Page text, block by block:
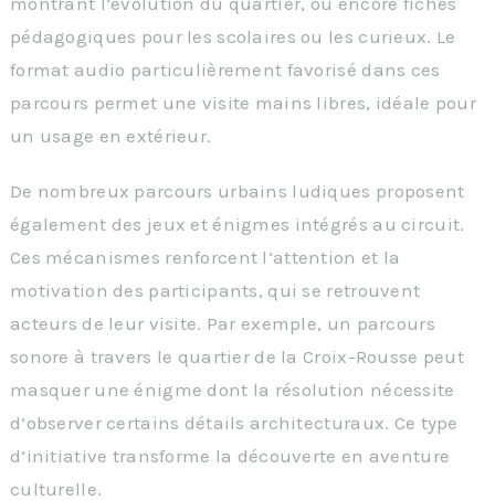
pédagogiques pour les scolaires ou les curieux. Le
format audio particulièrement favorisé dans ces
parcours permet une visite mains libres, idéale pour
un usage en extérieur.
De nombreux parcours urbains ludiques proposent
également des jeux et énigmes intégrés au circuit.
Ces mécanismes renforcent l’attention et la
motivation des participants, qui se retrouvent
acteurs de leur visite. Par exemple, un parcours
sonore à travers le quartier de la Croix-Rousse peut
masquer une énigme dont la résolution nécessite
d’observer certains détails architecturaux. Ce type
d’initiative transforme la découverte en aventure
culturelle.